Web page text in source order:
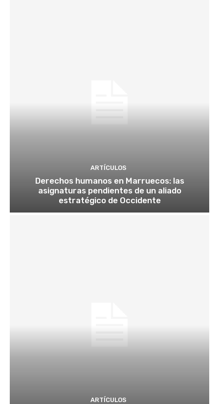
ARTÍCULOS
Derechos humanos en Marruecos: las
asignaturas pendientes de un aliado
estratégico de Occidente
ARTÍCULOS